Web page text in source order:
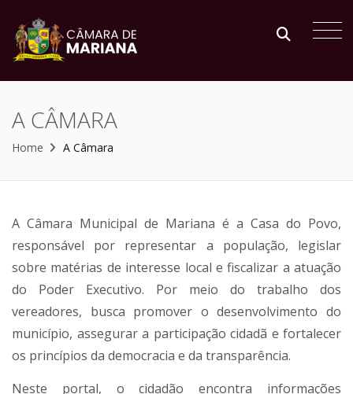
A CÂMARA
Home A Câmara
A Câmara Municipal de Mariana é a Casa do Povo,
responsável por representar a população, legislar
sobre matérias de interesse local e fiscalizar a atuação
do Poder Executivo. Por meio do trabalho dos
vereadores, busca promover o desenvolvimento do
município, assegurar a participação cidadã e fortalecer
os princípios da democracia e da transparência.
Neste portal, o cidadão encontra informações